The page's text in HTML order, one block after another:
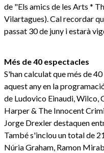
de "Els amics de les Arts *
Vilartagues). Cal recordar
passat 30 de juny i estarà
Més de 40 espectacles
S'han calculat que més de
aquest any en la
de Ludovico Einaudi, Wilco,
Harper & The Innocent
Jorge Drexler destaquen
També s'inclou un total de
Núria Graham, Ramon